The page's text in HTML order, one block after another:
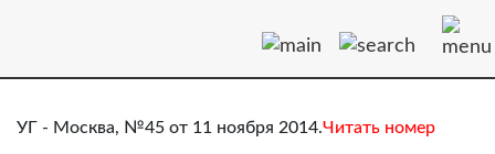
УГ - Москва, №45 от 11 ноября 2014.Читать номер